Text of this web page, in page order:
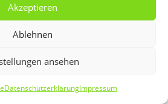
Akzeptieren
Ablehnen
ansehen
DatenschutzerklärungImpressum